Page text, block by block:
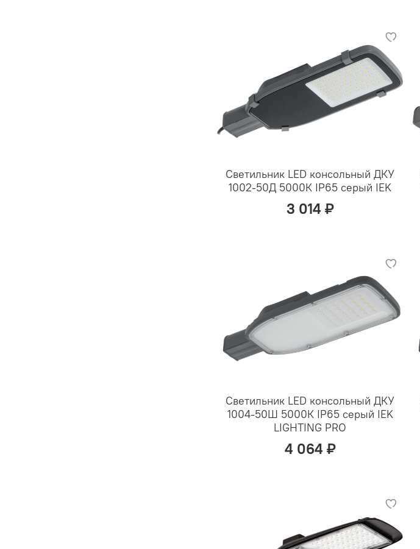
Светильник LED консольный ДКУ
1002-50Д 5000К IP65 серый IEK
3 014 ₽
Светильник LED консольный ДКУ
1004-50Ш 5000К IP65 серый IEK
LIGHTING PRO
4 064 ₽